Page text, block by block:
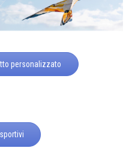
personalizzato